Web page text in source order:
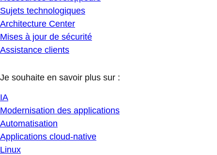
Sujets technologiques
Architecture Center
Mises à jour de sécurité
Assistance clients
Je souhaite en savoir plus sur :
IA
Modernisation des applications
Automatisation
Applications cloud-native
Linux